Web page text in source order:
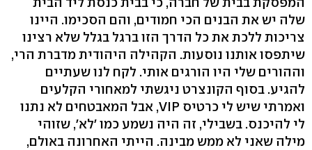
שלה יש את הבנים הכי חמודים, והם הסכימו. היינו
צריכות ללכת את כל הדרך הזו ברגל בגלל שלא רצינו
שיתפסו אותנו נוסעות. הקהילה היהודית מדברת הרי,
וההורים שלי היו הורגים אותי. לקח לנו שעתיים
להגיע. בסוף הקונצרט ניגשתי למאחורי הקלעים
ואמרתי שיש לי כרטיס VIP, אבל המאבטחים לא נתנו
לי להיכנס. בשבילי, זה היה נשמע כמו 'לא', שזוהי
מילה שאני לא ממש מבינה. הייתי האחרונה באולם,